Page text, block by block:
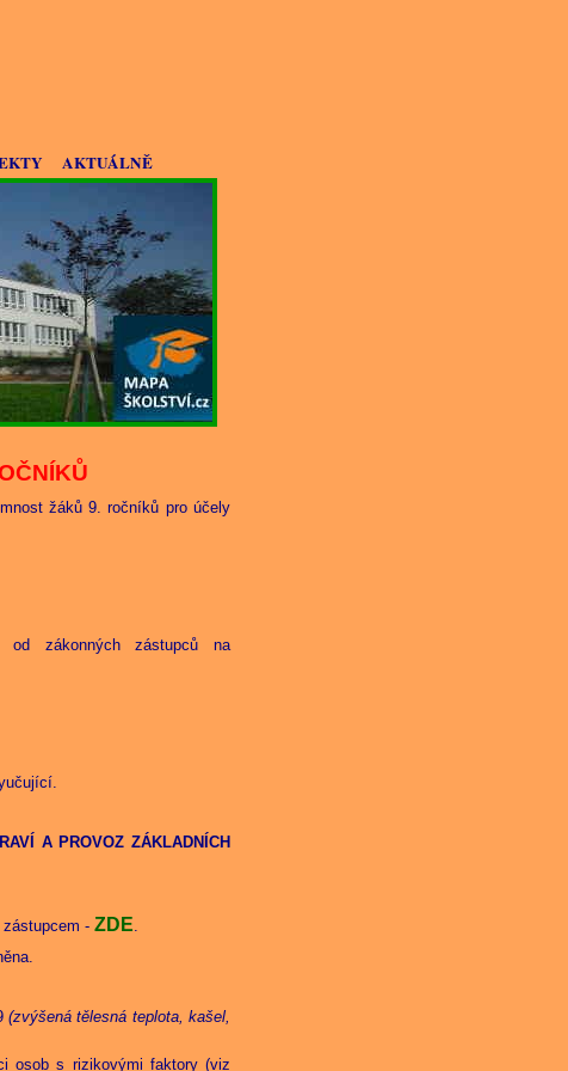
AKTUÁLNĚ
žáků 9. ročníků pro účely
zákonných zástupců na
A PROVOZ ZÁKLADNÍCH
- ZDE.
(zvýšená tělesná teplota, kašel,
osob s rizikovými faktory (viz